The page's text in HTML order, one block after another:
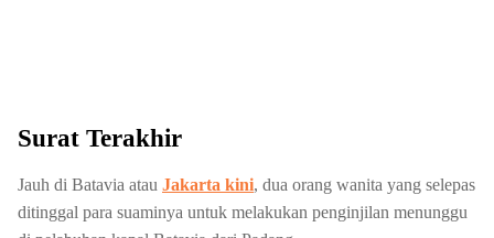
Surat Terakhir
Jauh di Batavia atau Jakarta kini, dua orang wanita yang selepas
ditinggal para suaminya untuk melakukan penginjilan menunggu